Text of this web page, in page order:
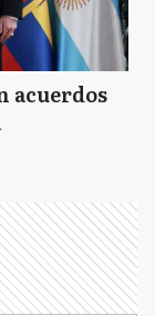
acuerdos